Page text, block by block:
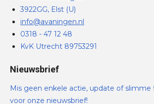
3922GG, Elst (U)
info@avaningen.nl
0318 - 47 12 48
KvK Utrecht 89753291
Nieuwsbrief
Mis geen enkele actie, update of slimme
voor onze nieuwsbrief!